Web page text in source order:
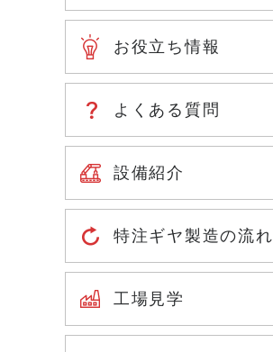
お役立ち情報
よくある質問
設備紹介
特注ギヤ製造の流れ
工場見学